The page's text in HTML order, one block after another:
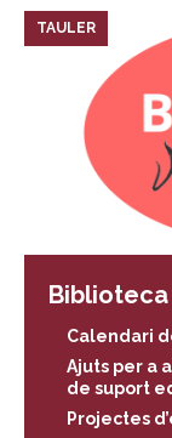
TAULER
Biblioteca
Calendari
Ajuts per a
de suport
Projectes